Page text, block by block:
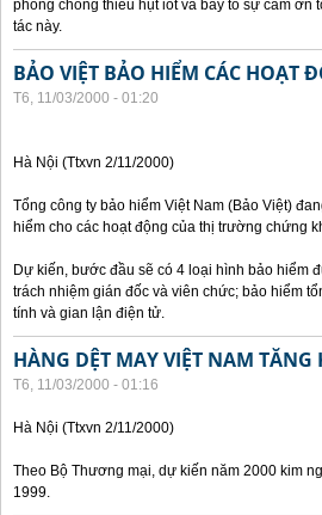
phòng chống thiếu hụt iốt và bày tỏ sự cảm
tác này.
BẢO VIỆT BẢO HIỂM CÁC HOẠT
T6, 11/03/2000 - 01:20
Hà Nội (Ttxvn 2/11/2000)
Tổng công ty bảo hiểm Việt Nam (Bảo Việt)
hiểm cho các hoạt động của thị trường chứng
Dự kiến, bước đầu sẽ có 4 loại hình bảo hiểm
trách nhiệm gián đốc và viên chức; bảo hiểm
tính và gian lận điện tử.
HÀNG DỆT MAY VIỆT NAM
T6, 11/03/2000 - 01:16
Hà Nội (Ttxvn 2/11/2000)
Theo Bộ Thương mại, dự kiến năm 2000 kim
1999.